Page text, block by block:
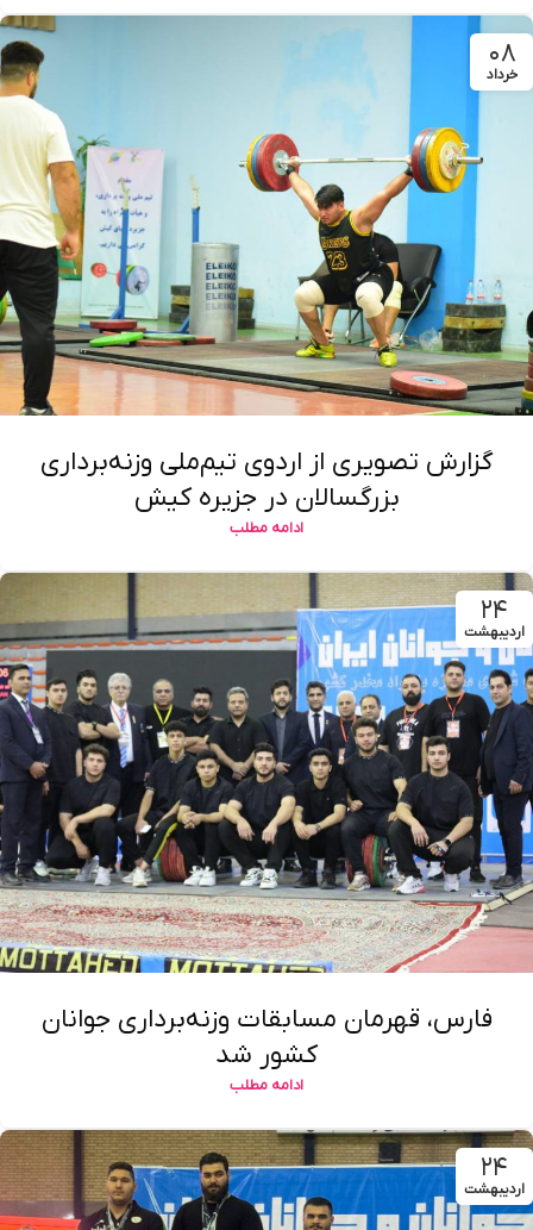
۰۸
خرداد
گزارش تصویری از اردوی تیم‌ملی وزنه‌برداری
بزرگسالان در جزیره کیش
ادامه مطلب
۲۴
اردیبهشت
فارس، قهرمان مسابقات وزنه‌برداری جوانان
کشور شد
ادامه مطلب
۲۴
اردیبهشت